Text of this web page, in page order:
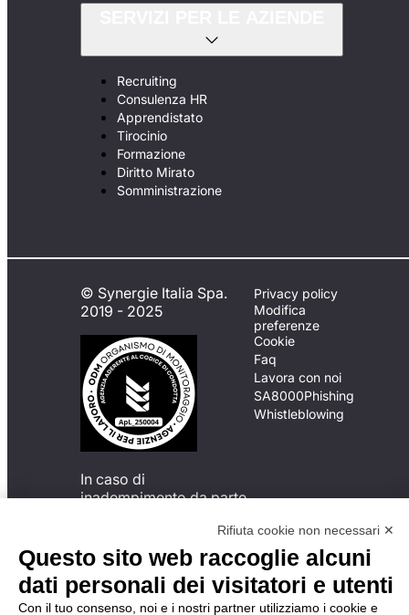
Recruiting
Consulenza HR
Apprendistato
Tirocinio
Formazione
Diritto Mirato
Somministrazione
© Synergie Italia Spa.
2019 - 2025
In caso di
inadempimento da parte
del Codice di Condotta, è
possibile presentare un
reclamo
all’Organismo di
Privacy policy
Modifica
preferenze
Cookie
Faq
Lavora con noi
SA8000Phishing
Whistleblowing
Rifiuta cookie non necessari ✕
Questo sito web raccoglie alcuni
dati personali dei visitatori e utenti
Con il tuo consenso, noi e i nostri partner utilizziamo i cookie e